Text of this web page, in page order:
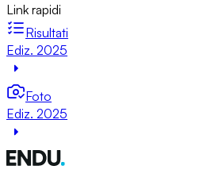
Link rapidi
Risultati
Ediz. 2025
Foto
Ediz. 2025